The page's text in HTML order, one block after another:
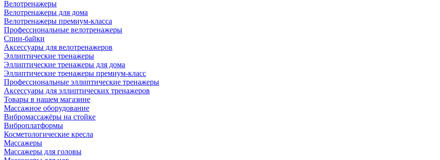
Велотренажеры
Велотренажеры для дома
Велотренажеры премиум-класса
Профессиональные велотренажеры
Спин-байки
Аксессуары для велотренажеров
Эллиптические тренажеры
Эллиптические тренажеры для дома
Эллиптические тренажеры премиум-класс
Профессиональные эллиптические тренажеры
Аксессуары для эллиптических тренажеров
Товары в нашем магазине
Массажное оборудование
Вибромассажёры на стойке
Виброплатформы
Косметологические кресла
Массажеры
Массажеры для головы